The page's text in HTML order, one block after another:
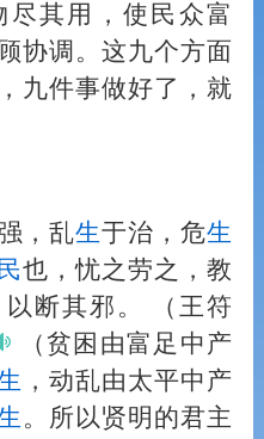
尽其用，使民众富
协调。这九个方面
九件事做好了，就
，乱生于治，危生
也，忧之劳之，教
断其邪。
（王符
（贫困由富足中产
，动乱由太平中产
。所以贤明的君主